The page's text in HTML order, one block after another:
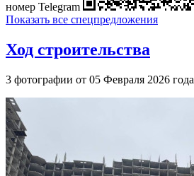
номер Telegram
Показать все спецпредложения
Ход строительства
3 фотографии от 05 Февраля 2026 года